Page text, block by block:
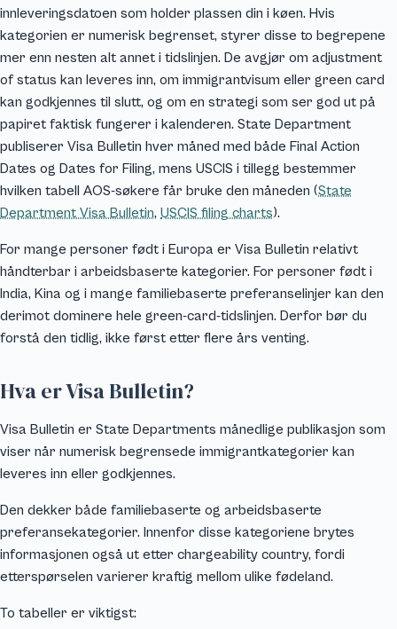
innleveringsdatoen som holder plassen din i køen. Hvis
kategorien er numerisk begrenset, styrer disse to begrepene
mer enn nesten alt annet i tidslinjen. De avgjør om adjustment
of status kan leveres inn, om immigrantvisum eller green card
kan godkjennes til slutt, og om en strategi som ser god ut på
papiret faktisk fungerer i kalenderen. State Department
publiserer Visa Bulletin hver måned med både Final Action
Dates og Dates for Filing, mens USCIS i tillegg bestemmer
hvilken tabell AOS-søkere får bruke den måneden (State
Department Visa Bulletin, USCIS filing charts).
For mange personer født i Europa er Visa Bulletin relativt
håndterbar i arbeidsbaserte kategorier. For personer født i
India, Kina og i mange familiebaserte preferanselinjer kan den
derimot dominere hele green-card-tidslinjen. Derfor bør du
forstå den tidlig, ikke først etter flere års venting.
Hva er Visa Bulletin?
Visa Bulletin er State Departments månedlige publikasjon som
viser når numerisk begrensede immigrantkategorier kan
leveres inn eller godkjennes.
Den dekker både familiebaserte og arbeidsbaserte
preferansekategorier. Innenfor disse kategoriene brytes
informasjonen også ut etter chargeability country, fordi
etterspørselen varierer kraftig mellom ulike fødeland.
To tabeller er viktigst: